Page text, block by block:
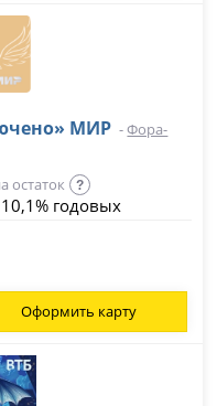
МИР -Фора-
остаток ?
годовых
Оформить карту